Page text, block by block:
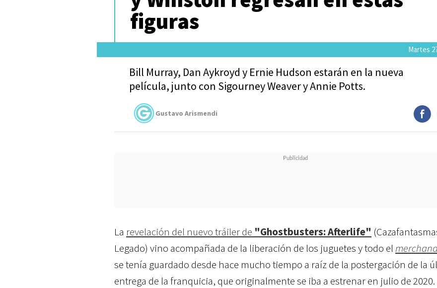
figuras
Martes
Bill Murray, Dan Aykroyd y Ernie Hudson estarán en la nueva
película, junto con Sigourney Weaver y Annie Potts.
Gustavo Arismendi
La revelación del nuevo tráiler de "Ghostbusters: Afterlife"
Legado) vino acompañada de la liberación de los juguetes y todo el
se tenía guardado desde hace mucho tiempo a raíz de la postergación de la
entrega de la franquicia, que originalmente se iba a estrenar en julio de 2020.